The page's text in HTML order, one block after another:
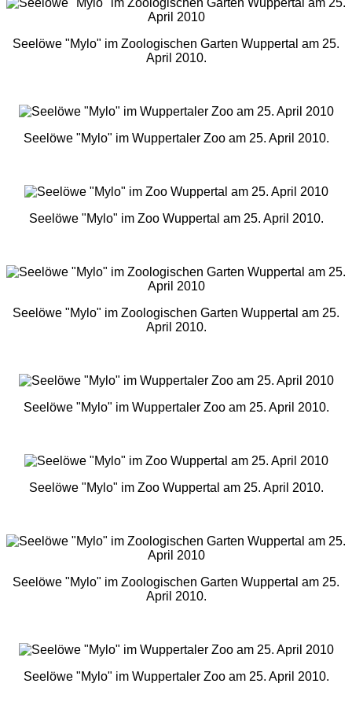
Seelöwe "Mylo" im Zoologischen Garten Wuppertal am 25.
April 2010.
Seelöwe "Mylo" im Wuppertaler Zoo am 25. April 2010.
Seelöwe "Mylo" im Zoo Wuppertal am 25. April 2010.
Seelöwe "Mylo" im Zoologischen Garten Wuppertal am 25.
April 2010.
Seelöwe "Mylo" im Wuppertaler Zoo am 25. April 2010.
Seelöwe "Mylo" im Zoo Wuppertal am 25. April 2010.
Seelöwe "Mylo" im Zoologischen Garten Wuppertal am 25.
April 2010.
Seelöwe "Mylo" im Wuppertaler Zoo am 25. April 2010.